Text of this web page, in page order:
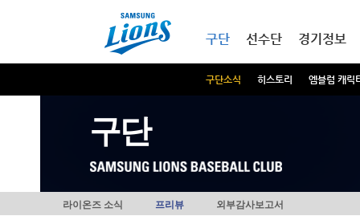
구단
구단소식 히스토리 엠블럼 캐릭
선수단 경기정보
구단
라이온즈 소식 프리뷰 외부감사보고서